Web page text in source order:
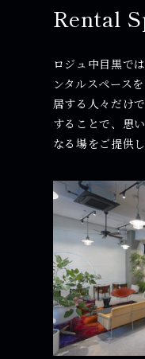
Rental
ロジュ中目黒で
ンタルスペース
居する人々だけ
することで、思
なる場をご提供し